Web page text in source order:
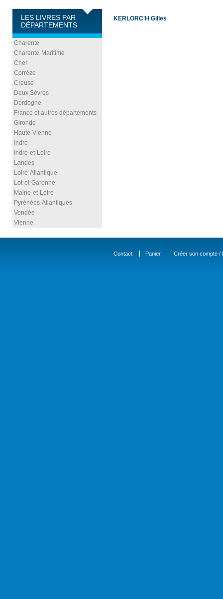
LES LIVRES PAR
DÉPARTEMENTS
Charente
Charente-Maritime
Cher
Corrèze
Creuse
Deux Sèvres
Dordogne
France et autres départements
Gironde
Haute-Vienne
Indre
Indre-et-Loire
Landes
Loire-Atlantique
Lot-et-Garonne
Maine-et-Loire
Pyrénées-Atlantiques
Vendée
Vienne
KERLORC'H Gilles
Contact Panier Créer son compte /